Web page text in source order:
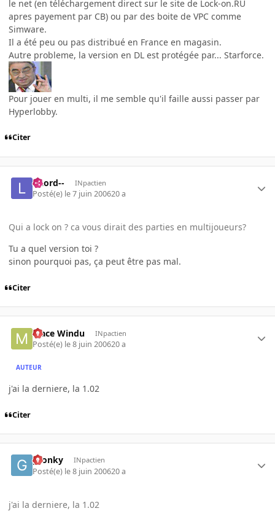
le net (en téléchargement direct sur le site de Lock-on.RU
apres payement par CB) ou par des boite de VPC comme
Simware.
Il a été peu ou pas distribué en France en magasin.
Autre probleme, la version en DL est protégée par... Starforce.
Pour jouer en multi, il me semble qu'il faille aussi passer par
Hyperlobby.
Citer
--Lord-- INpactien
Posté(e) le 7 juin 200620 a
Qui a lock on ? ca vous dirait des parties en multijoueurs?
Tu a quel version toi ?
sinon pourquoi pas, ça peut être pas mal.
Citer
Mace Windu INpactien
Posté(e) le 8 juin 200620 a
AUTEUR
j'ai la derniere, la 1.02
Citer
gronky INpactien
Posté(e) le 8 juin 200620 a
j'ai la derniere, la 1.02